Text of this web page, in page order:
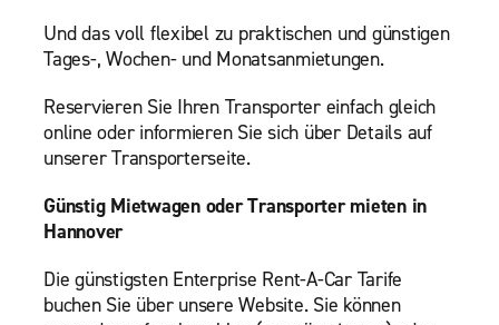
Und das voll flexibel zu praktischen und günstigen
Tages-, Wochen- und Monatsanmietungen.
Reservieren Sie Ihren Transporter einfach gleich
online oder informieren Sie sich über Details auf
unserer Transporterseite.
Günstig Mietwagen oder Transporter mieten in
Hannover
Die günstigsten Enterprise Rent-A-Car Tarife
buchen Sie über unsere Website. Sie können